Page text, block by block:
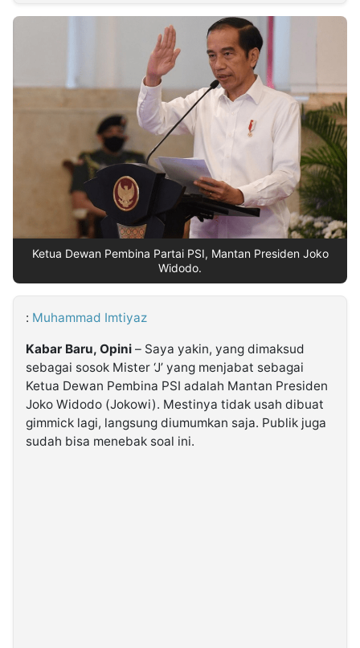
INDONESIA
Insight
Suara
Lens
Daily
Jalan
Idealita
Kita
Dinamikapost.com
Radar
Seedbacklink
Kabarbaru.co
2026
Ketua Dewan Pembina Partai PSI, Mantan Presiden Joko
Widodo.
: Muhammad Imtiyaz
Kabar Baru, Opini – Saya yakin, yang dimaksud
sebagai sosok Mister ‘J’ yang menjabat sebagai
Ketua Dewan Pembina PSI adalah Mantan Presiden
Joko Widodo (Jokowi). Mestinya tidak usah dibuat
gimmick lagi, langsung diumumkan saja. Publik juga
sudah bisa menebak soal ini.